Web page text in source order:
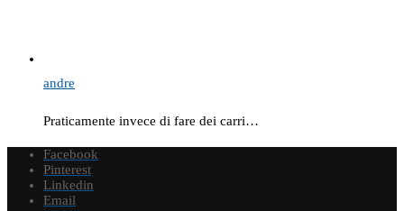
andre
Praticamente invece di fare dei carri…
Facebook
Pinterest
Linkedin
Email